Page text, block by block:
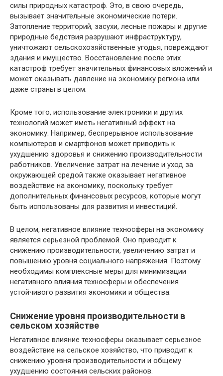
силы природных катастроф. Это, в свою очередь,
вызывает значительные экономические потери.
Затопление территорий, засухи, лесные пожары и другие
природные бедствия разрушают инфраструктуру,
уничтожают сельскохозяйственные угодья, повреждают
здания и имущество. Восстановление после этих
катастроф требует значительных финансовых вложений и
может оказывать давление на экономику региона или
даже страны в целом.
Кроме того, использование электроники и других
технологий может иметь негативный эффект на
экономику. Например, беспрерывное использование
компьютеров и смартфонов может приводить к
ухудшению здоровья и снижению производительности
работников. Увеличение затрат на лечение и уход за
окружающей средой также оказывает негативное
воздействие на экономику, поскольку требует
дополнительных финансовых ресурсов, которые могут
быть использованы для развития и инвестиций.
В целом, негативное влияние техносферы на экономику
является серьезной проблемой. Оно приводит к
снижению производительности, увеличению затрат и
повышению уровня социального напряжения. Поэтому
необходимы комплексные меры для минимизации
негативного влияния техносферы и обеспечения
устойчивого развития экономики и общества.
Снижение уровня производительности в
сельском хозяйстве
Негативное влияние техносферы оказывает серьезное
воздействие на сельское хозяйство, что приводит к
снижению уровня производительности и общему
ухудшению состояния сельских районов.